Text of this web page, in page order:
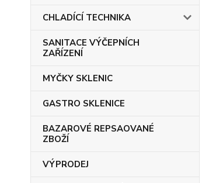
CHLADÍCÍ TECHNIKA
SANITACE VÝČEPNÍCH
ZAŘÍZENÍ
MYČKY SKLENIC
GASTRO SKLENICE
BAZAROVÉ REPSAOVANÉ
ZBOŽÍ
VÝPRODEJ